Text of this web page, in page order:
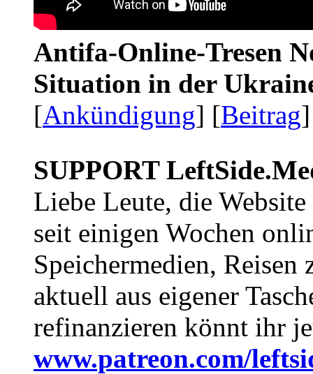
Antifa-Online-Tresen
Situation in der
[Ankündigung] [Beitrag
SUPPORT
Liebe Leute, die Website
seit einigen Wochen
Speichermedien, Reisen
aktuell aus eigener
refinanzieren könnt ihr
www.patreon.com/